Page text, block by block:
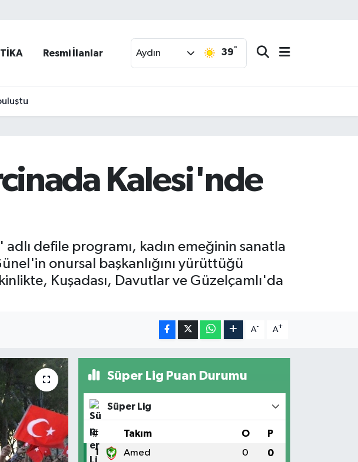
Resmi İlanlar Aydın 39°
Kalesi'nde
defile programı, kadın emeğinin sanatla
onursal başkanlığını yürüttüğü
Kuşadası, Davutlar ve Güzelçamlı'da
A- A+
Süper Lig Puan Durumu
Süper Lig
# Takım O P
1 Amed 0 0